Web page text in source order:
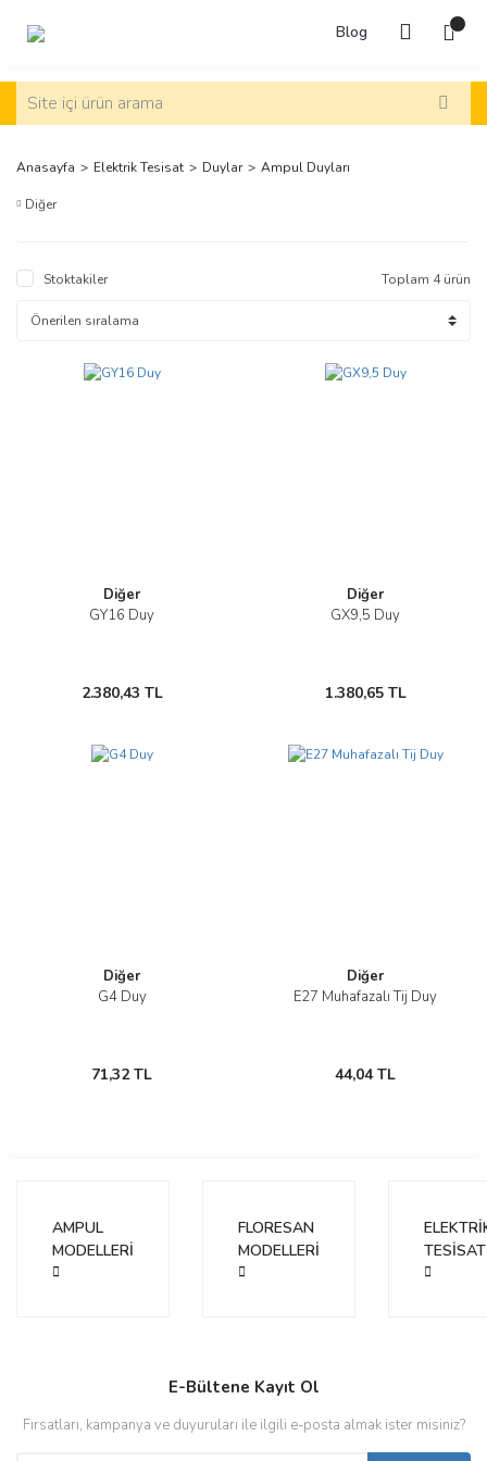
Blog
Anasayfa Elektrik Tesisat Duylar Ampul Duyları
Diğer
Stoktakiler Toplam 4 ürün
Diğer
GY16 Duy
2.380,43 TL
Diğer
GX9,5 Duy
1.380,65 TL
Diğer
G4 Duy
71,32 TL
Diğer
E27 Muhafazalı Tij Duy
44,04 TL
AMPUL
MODELLERİ
FLORESAN
MODELLERİ
TESİSAT
E-Bültene Kayıt Ol
Fırsatları, kampanya ve duyuruları ile ilgili e-posta almak ister misiniz?